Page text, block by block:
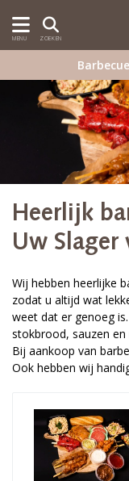
MENU ZOEKEN
Heerlijk
Uw Slager
Wij hebben heerlijke
zodat u altijd wat
weet dat er genoeg
stokbrood, sauzen
Bij aankoop van
Ook hebben wij